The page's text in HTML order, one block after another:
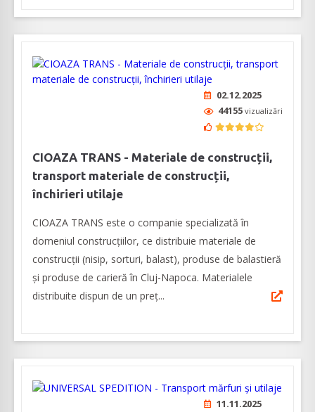
02.12.2025
44155 vizualizări
CIOAZA TRANS - Materiale de construcții,
transport materiale de construcții,
închirieri utilaje
CIOAZA TRANS este o companie specializată în
domeniul construcţiilor, ce distribuie materiale de
construcții (nisip, sorturi, balast), produse de balastieră
și produse de carieră în Cluj-Napoca. Materialele
distribuite dispun de un preţ...
11.11.2025